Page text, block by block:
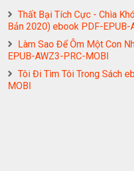
Thất Bại Tích Cực - Chìa
Bản 2020) ebook PDF-EPUB-
Làm Sao Để Ôm Một Con
EPUB-AWZ3-PRC-MOBI
Tôi Đi Tìm Tôi Trong Sách
MOBI